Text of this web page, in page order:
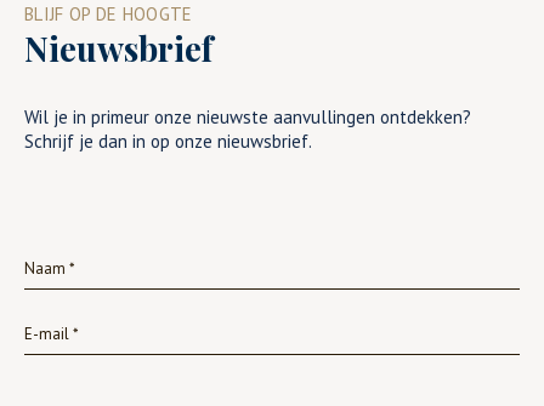
BLIJF OP DE HOOGTE
Nieuwsbrief
Wil je in primeur onze nieuwste aanvullingen ontdekken?
Schrijf je dan in op onze nieuwsbrief.